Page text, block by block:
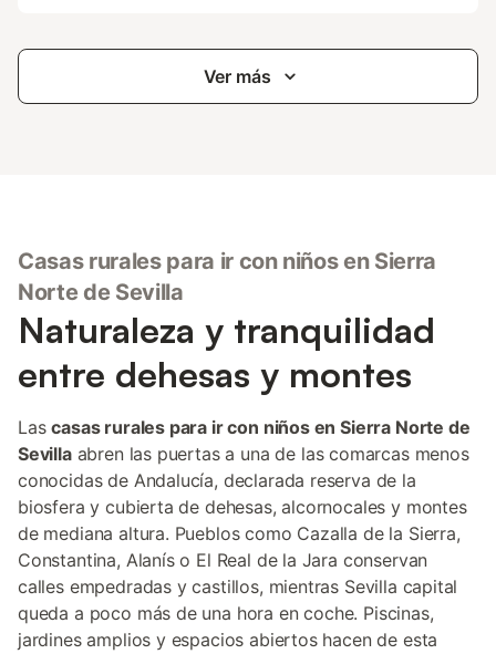
Ver más
Casas rurales para ir con niños en Sierra
Norte de Sevilla
Naturaleza y tranquilidad
entre dehesas y montes
Lascasas rurales para ir con niños en Sierra Norte de
Sevillaabren las puertas a una de las comarcas menos
conocidas de Andalucía, declarada reserva de la
biosfera y cubierta de dehesas, alcornocales y montes
de mediana altura. Pueblos como Cazalla de la Sierra,
Constantina, Alanís o El Real de la Jara conservan
calles empedradas y castillos, mientras Sevilla capital
queda a poco más de una hora en coche. Piscinas,
jardines amplios y espacios abiertos hacen de esta